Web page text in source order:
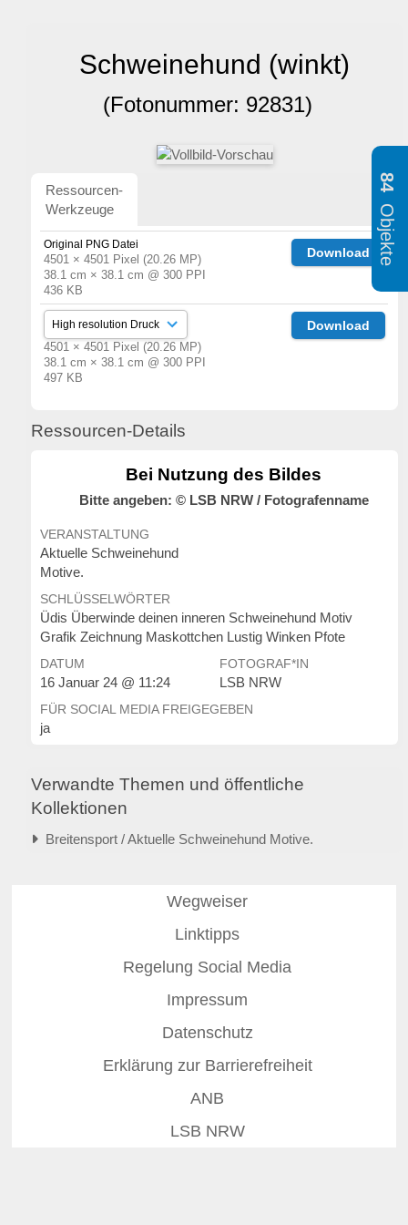
Schweinehund (winkt)
(Fotonummer: 92831)
Ressourcen-
Werkzeuge
Original PNG Datei
4501 × 4501 Pixel (20.26 MP)
38.1 cm × 38.1 cm @ 300 PPI
436 KB
Download
4501 × 4501 Pixel (20.26 MP)
38.1 cm × 38.1 cm @ 300 PPI
497 KB
Download
Ressourcen-Details
Bei Nutzung des Bildes
Bitte angeben: © LSB NRW / Fotografenname
VERANSTALTUNG
Aktuelle Schweinehund
Motive.
SCHLÜSSELWÖRTER
Üdis Überwinde deinen inneren Schweinehund Motiv
Grafik Zeichnung Maskottchen Lustig Winken Pfote
DATUM
16 Januar 24 @ 11:24
FOTOGRAF*IN
LSB NRW
FÜR SOCIAL MEDIA FREIGEGEBEN
ja
Verwandte Themen und öffentliche
Kollektionen
Breitensport / Aktuelle Schweinehund Motive.
Wegweiser
Linktipps
Regelung Social Media
Impressum
Datenschutz
Erklärung zur Barrierefreiheit
ANB
LSB NRW
84
Objekte